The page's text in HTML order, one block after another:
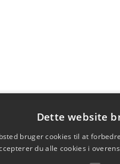
Dette website
bruger cookies til at
du alle cookies i